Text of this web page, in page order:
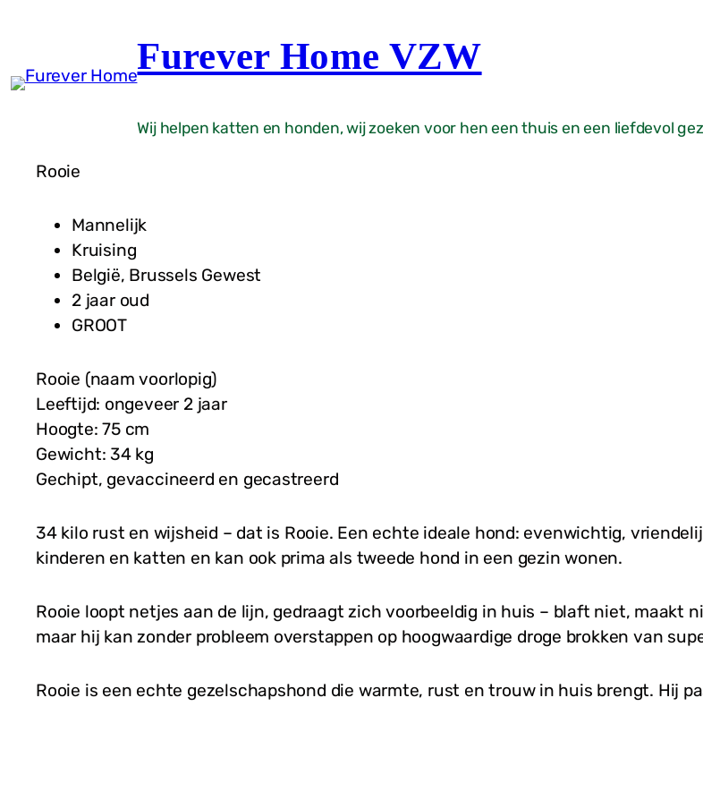
содержимому
Furever Home VZW
Wij helpen katten en honden, wij zoeken voor hen een thuis en een liefdevol
Rooie
Mannelijk
Kruising
België, Brussels Gewest
2 jaar oud
GROOT
Rooie (naam voorlopig)
Leeftijd: ongeveer 2 jaar
Hoogte: 75 cm
Gewicht: 34 kg
Gechipt, gevaccineerd en gecastreerd
34 kilo rust en wijsheid – dat is Rooie. Een echte ideale hond: evenwichtig,
kinderen en katten en kan ook prima als tweede hond in een gezin wonen.
Rooie loopt netjes aan de lijn, gedraagt zich voorbeeldig in huis – blaft niet, maakt
maar hij kan zonder probleem overstappen op hoogwaardige droge brokken van
Rooie is een echte gezelschapshond die warmte, rust en trouw in huis brengt. Hij